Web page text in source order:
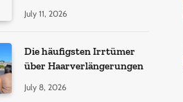
July 11, 2026
Die häufigsten Irrtümer
über Haarverlängerungen
July 8, 2026